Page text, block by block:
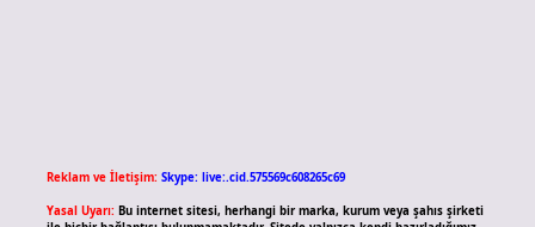
Reklam ve İletişim: Skype: live:.cid.575569c608265c69
Yasal Uyarı: Bu internet sitesi, herhangi bir marka, kurum veya şahıs şirketi